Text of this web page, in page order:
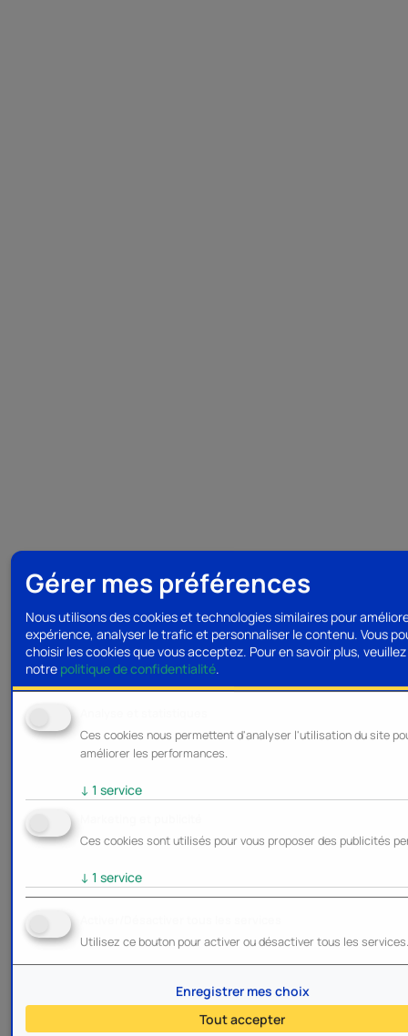
Gérer mes préférences
Nous utilisons des cookies et technologies similaires pour
expérience, analyser le trafic et personnaliser le contenu. Vous
choisir les cookies que vous acceptez. Pour en savoir plus,
notre politique de confidentialité.
Ces cookies nous permettent d'analyser l'utilisation du site
améliorer les performances.
↓ 1 service
Ces cookies sont utilisés pour vous proposer des publicités
↓ 1 service
Utilisez ce bouton pour activer ou désactiver tous les services.
Enregistrer mes choix
Tout accepter